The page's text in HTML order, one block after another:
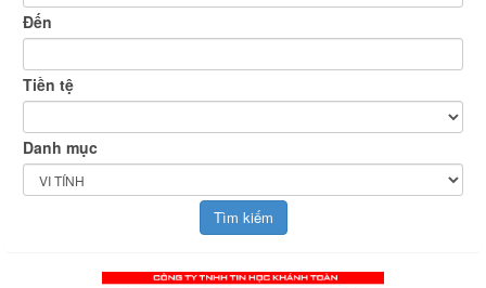
Đến
Tiền tệ
Danh mục